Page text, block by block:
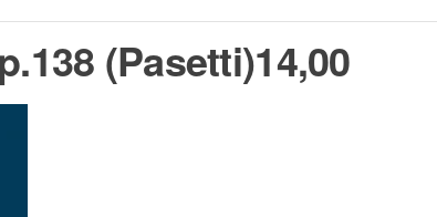
(Pasetti)14,00